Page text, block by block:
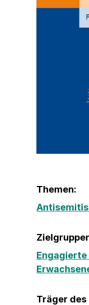
Themen:
Engagierte
Träger